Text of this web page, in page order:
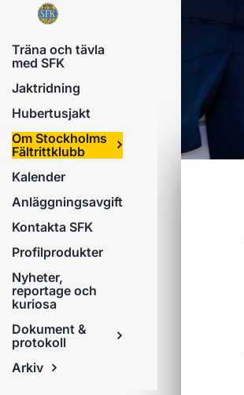
Fortsätt
innehållet
Träna och tävla
med SFK
Jaktridning
Hubertusjakt
Om Stockholms
Fältrittklubb
Kalender
Anläggningsavgift
Kontakta SFK
Profilprodukter
Nyheter,
reportage och
kuriosa
Dokument &
protokoll
Arkiv